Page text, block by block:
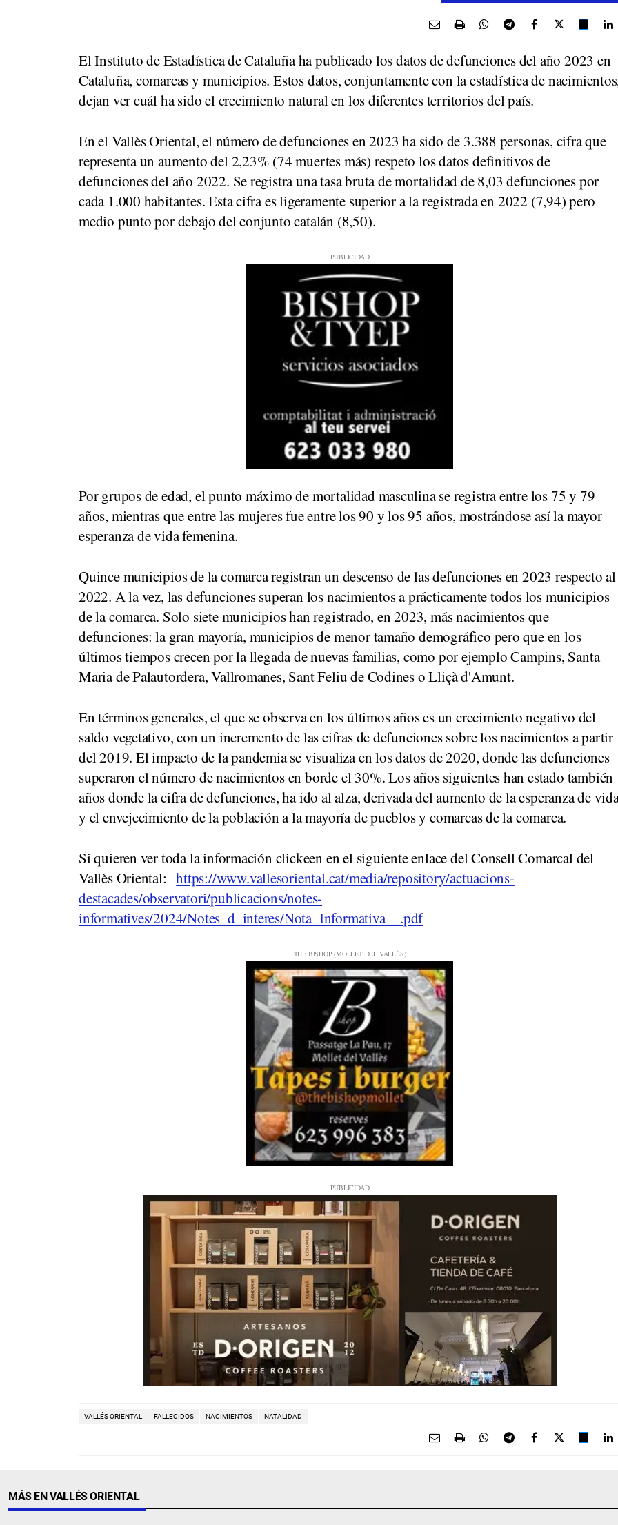
El Instituto de Estadística de Cataluña ha publicado los datos de defunciones del año 2023 en
Cataluña, comarcas y municipios. Estos datos, conjuntamente con la estadística de
dejan ver cuál ha sido el crecimiento natural en los diferentes territorios del país.
En el Vallès Oriental, el número de defunciones en 2023 ha sido de 3.388 personas, cifra que
representa un aumento del 2,23% (74 muertes más) respeto los datos definitivos de
defunciones del año 2022. Se registra una tasa bruta de mortalidad de 8,03 defunciones por
cada 1.000 habitantes. Esta cifra es ligeramente superior a la registrada en 2022 (7,94) pero
medio punto por debajo del conjunto catalán (8,50).
Por grupos de edad, el punto máximo de mortalidad masculina se registra entre los 75 y 79
años, mientras que entre las mujeres fue entre los 90 y los 95 años, mostrándose así la mayor
esperanza de vida femenina.
Quince municipios de la comarca registran un descenso de las defunciones en 2023 respecto al
2022. A la vez, las defunciones superan los nacimientos a prácticamente todos los municipios
de la comarca. Solo siete municipios han registrado, en 2023, más nacimientos que
defunciones: la gran mayoría, municipios de menor tamaño demográfico pero que en los
últimos tiempos crecen por la llegada de nuevas familias, como por ejemplo Campins, Santa
Maria de Palautordera, Vallromanes, Sant Feliu de Codines o Lliçà d'Amunt.
En términos generales, el que se observa en los últimos años es un crecimiento negativo del
saldo vegetativo, con un incremento de las cifras de defunciones sobre los nacimientos a partir
del 2019. El impacto de la pandemia se visualiza en los datos de 2020, donde las defunciones
superaron el número de nacimientos en borde el 30%. Los años siguientes han estado también
años donde la cifra de defunciones, ha ido al alza, derivada del aumento de la esperanza de
y el envejecimiento de la población a la mayoría de pueblos y comarcas de la comarca.
Si quieren ver toda la información clickeen en el siguiente enlace del Consell Comarcal del
Vallès Oriental:https://www.vallesoriental.cat/media/repository/actuacions-
destacades/observatori/publicacions/notes-
informatives/2024/Notes_d_interes/Nota_Informativa__.pdf
VALLÉS ORIENTAL FALLECIDOS NACIMIENTOS NATALIDAD
MÁS EN VALLÉS ORIENTAL